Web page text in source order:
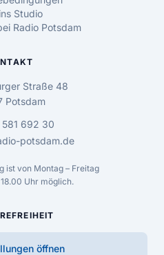
Studio
Radio Potsdam
Straße 48
Potsdam
581 692 30
potsdam.de
ist von Montag – Freitag
Uhr möglich.
öffnen